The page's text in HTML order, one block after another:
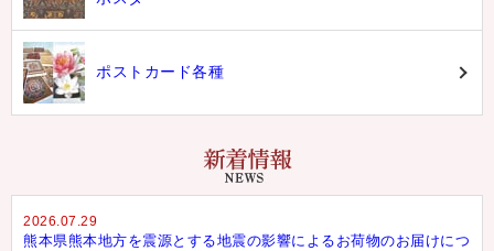
ポストカード各種
2026.07.29
熊本県熊本地方を震源とする地震の影響によるお荷物のお届けにつ